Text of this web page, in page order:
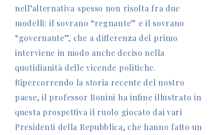
nell’alternativa spesso non risolta fra due
modelli: il sovrano “regnante” e il sovrano
“governante”, che a differenza del primo
interviene in modo anche deciso nella
quotidianità delle vicende politiche.
Ripercorrendo la storia recente del nostro
paese, il professor Bonini ha infine illustrato in
questa prospettiva il ruolo giocato dai vari
Presidenti della Repubblica, che hanno fatto un